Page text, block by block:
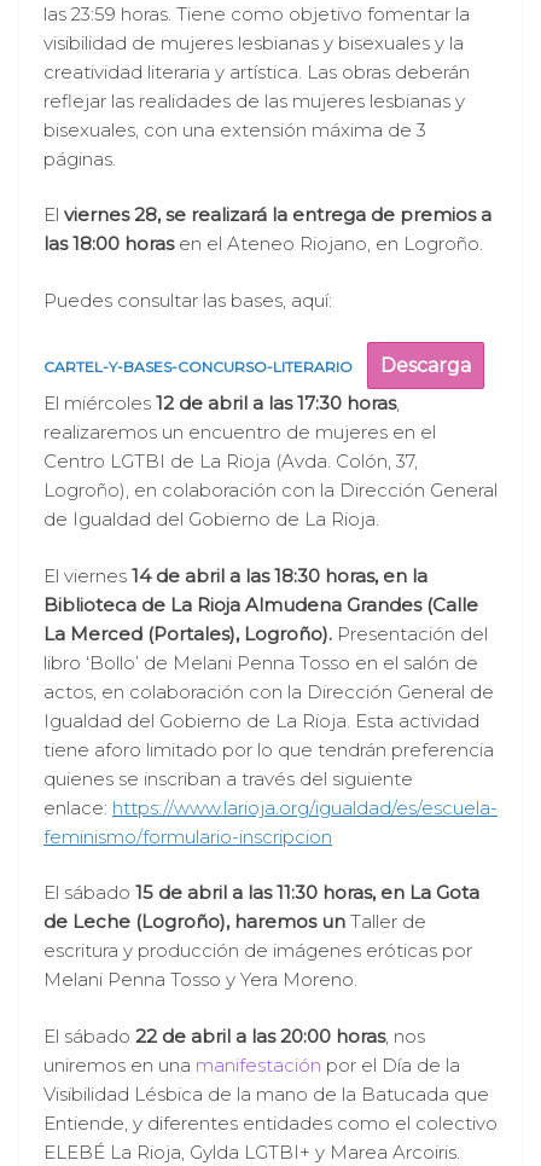
las 23:59 horas. Tiene como objetivo fomentar la
visibilidad de mujeres lesbianas y bisexuales y la
creatividad literaria y artística. Las obras deberán
reflejar las realidades de las mujeres lesbianas y
bisexuales, con una extensión máxima de 3
páginas.
El viernes 28, se realizará la entrega de premios a
las 18:00 horasen el Ateneo Riojano, en Logroño.
Puedes consultar las bases, aquí:
CARTEL-Y-BASES-CONCURSO-LITERARIO
Descarga
El miércoles 12 de abril a las 17:30 horas,
realizaremos un encuentro de mujeres en el
Centro LGTBI de La Rioja (Avda. Colón, 37,
Logroño), en colaboración con la Dirección General
de Igualdad del Gobierno de La Rioja.
El viernes 14 de abril a las 18:30 horas, en la
Biblioteca de La Rioja Almudena Grandes (Calle
La Merced (Portales), Logroño). Presentación del
libro ‘Bollo’ de Melani Penna Tosso en el salón de
actos, en colaboración con la Dirección General de
Igualdad del Gobierno de La Rioja. Esta actividad
tiene aforo limitado por lo que tendrán preferencia
quienes se inscriban a través del siguiente
enlace: https://www.larioja.org/igualdad/es/escuela-
feminismo/formulario-inscripcion
El sábado 15 de abril a las 11:30 horas, en La Gota
de Leche (Logroño), haremos un Taller de
escritura y producción de imágenes eróticas por
Melani Penna Tosso y Yera Moreno.
El sábado 22 de abril a las 20:00 horas, nos
uniremos en una manifestación por el Día de la
Visibilidad Lésbica de la mano de la Batucada que
Entiende, y diferentes entidades como el colectivo
ELEBÉ La Rioja, Gylda LGTBI+ y Marea Arcoiris.